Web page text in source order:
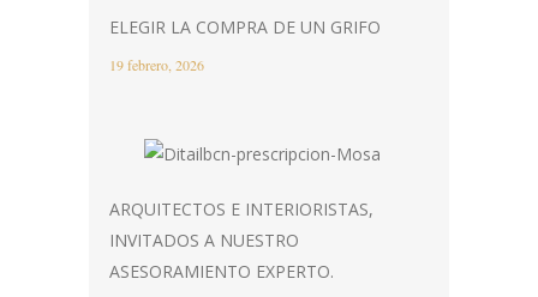
ELEGIR LA COMPRA DE UN GRIFO
19 febrero, 2026
ARQUITECTOS E INTERIORISTAS,
INVITADOS A NUESTRO
ASESORAMIENTO EXPERTO.